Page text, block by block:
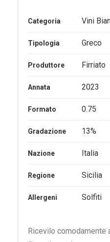
era:
16,50€.
è:
Categoria Vini
Tipologia Greco
Produttore Firriato
Annata 2023
Formato 0.75
Gradazione 13%
Nazione Italia
Regione Sicilia
Allergeni Solfiti
Ricevilo comodamente